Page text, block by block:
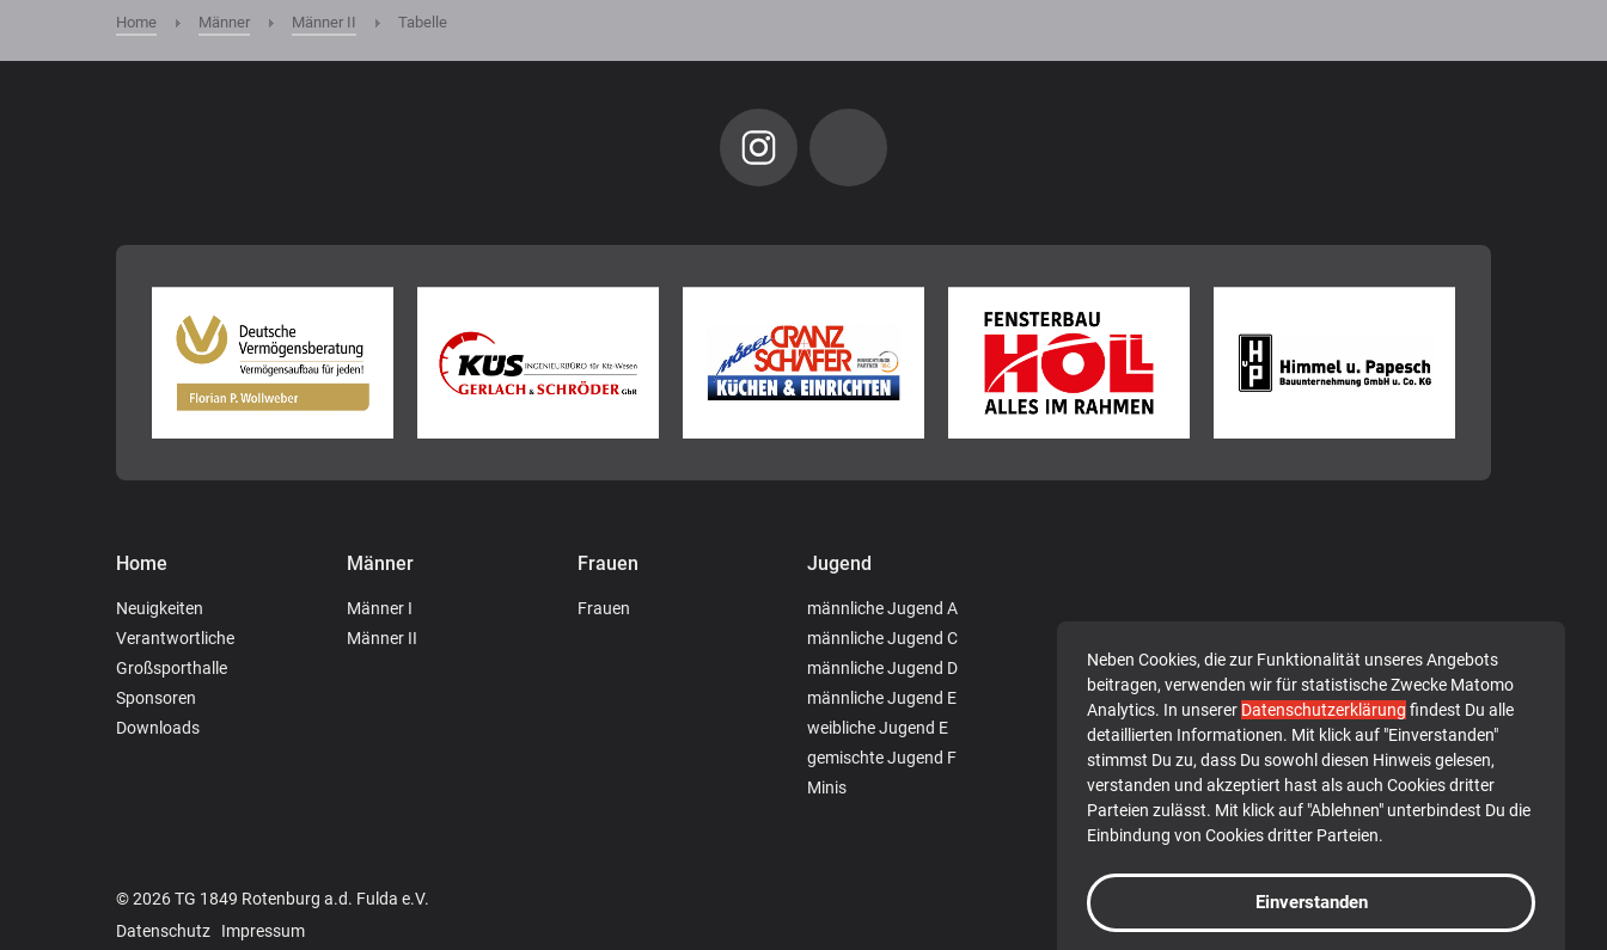
Neben Cookies, die zur Funktionalität unseres Angebots
beitragen, verwenden wir für statistische Zwecke Matomo
Analytics. In unserer Datenschutzerklärung findest Du alle
detaillierten Informationen. Mit klick auf "Einverstanden"
stimmst Du zu, dass Du sowohl diesen Hinweis gelesen,
verstanden und akzeptiert hast als auch Cookies dritter
Parteien zulässt. Mit klick auf "Ablehnen" unterbindest Du die
Einbindung von Cookies dritter Parteien.
Einverstanden
Home Männer Männer II Tabelle
Home
Neuigkeiten
Verantwortliche
Großsporthalle
Sponsoren
Downloads
Männer
Männer I
Männer II
Frauen
Frauen
Jugend
männliche Jugend A
männliche Jugend C
männliche Jugend D
männliche Jugend E
weibliche Jugend E
gemischte Jugend F
Minis
© 2026 TG 1849 Rotenburg a.d. Fulda e.V.
Datenschutz
Impressum